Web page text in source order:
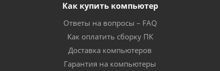
Как купить компьютер
Ответы на вопросы – FAQ
Как оплатить сборку ПК
Доставка компьютеров
Гарантия на компьютеры